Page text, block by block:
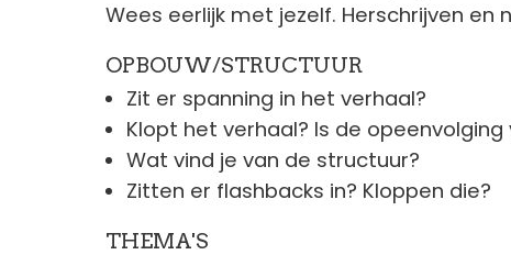
Wees eerlijk met jezelf. Herschrijven
OPBOUW/STRUCTUUR
Zit er spanning in het verhaal?
Klopt het verhaal? Is de
Wat vind je van de structuur?
Zitten er flashbacks in? Kloppen die?
THEMA'S